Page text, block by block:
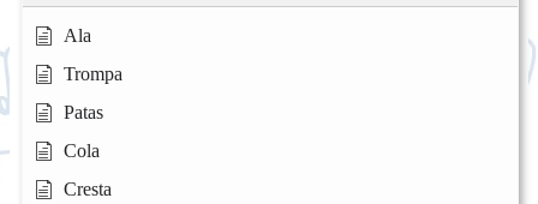
Ala
Trompa
Patas
Cola
Cresta